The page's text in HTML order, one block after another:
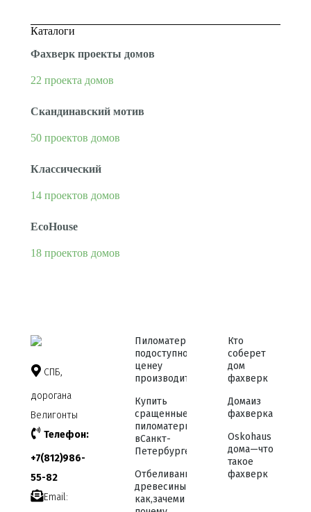
Каталоги
Фахверк проекты домов
22 проекта домов
Скандинавский мотив
50 проектов домов
Классический
14 проектов домов
EcoHouse
18 проектов домов
СПБ,
дорога на
Велигонты
Телефон:
+7 (812) 986-
55-82
Email:
Пиломатериалы
по доступной
цене у
производителя
Купить
сращенные
пиломатериалы
в Санкт-
Петербурге
Отбеливание
древесины —
как, зачем и
Кто
соберет
дом
фахверк
Дома из
фахверка
Osko haus
дома — что
такое
фахверк